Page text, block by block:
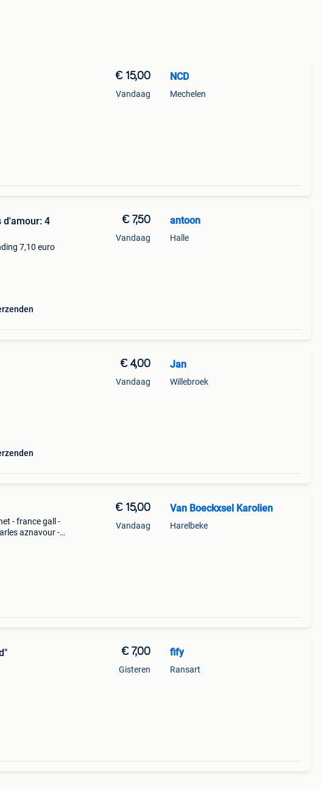
€ 15,00
Vandaag
NCD
Mechelen
d'amour: 4
7,10 euro
€ 7,50
Vandaag
antoon
Halle
€ 4,00
Vandaag
Jan
Willebroek
- france gall -
aznavour -
€ 15,00
Vandaag
Van Boeckxsel Karolien
Harelbeke
€ 7,00
Gisteren
fify
Ransart